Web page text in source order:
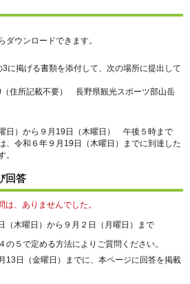
ダウンロードできます。
に掲げる書類を添付して、次の場所に提出して
（住所記載不要） 長野県観光スポーツ部山岳
日）から９月19日（木曜日） 午後５時まで
、令和６年９月19日（木曜日）までに到達した
。
回答
、ありませんでした。
木曜日）から９月２日（月曜日）まで
５で定める方法によりご質問ください。
日（金曜日）までに、本ページに回答を掲載